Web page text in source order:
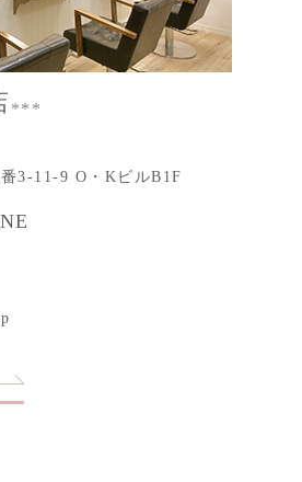
3-11-9 O・KビルB1F